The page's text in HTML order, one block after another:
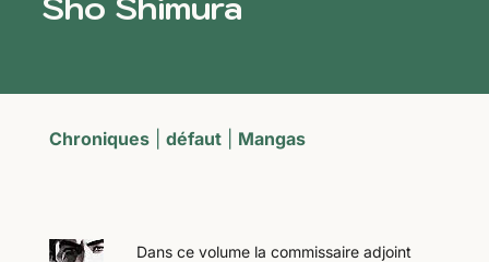
Chroniques| défaut| Mangas
Dans ce volume la commissaire adjoint